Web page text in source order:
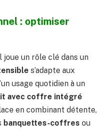
: optimiser
un rôle clé dans un
s’adapte aux
usage quotidien à un
avec coffre intégré
en combinant détente,
banquettes-coffres ou